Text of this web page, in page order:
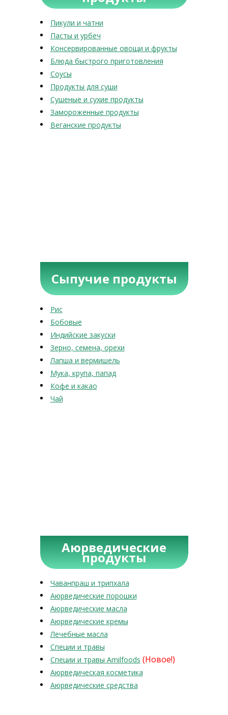
Пикули и чатни
Пасты и урбеч
Консервированные овощи и фрукты
Блюда быстрого приготовления
Соусы
Продукты для суши
Сушеные и сухие продукты
Замороженные продукты
Веганские продукты
Сыпучие продукты
Рис
Бобовые
Индийские закуски
Зерно, семена, орехи
Лапша и вермишель
Мука, крупа, папад
Кофе и какао
Чай
Аюрведические
продукты
Чаванпраш и трипхала
Аюрведические порошки
Аюрведические масла
Аюрведические кремы
Лечебные масла
Специи и травы
Специи и травы Amilfoods (Новое!)
Аюрведическая косметика
Аюрведические средства